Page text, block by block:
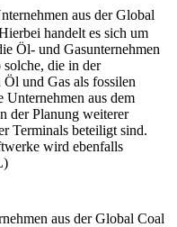
aus der Global
handelt es sich um
Öl- und Gasunternehmen
solche, die in der
und Gas als fossilen
Unternehmen aus dem
der Planung weiterer
Terminals beteiligt sind.
wird ebenfalls
aus der Global Coal